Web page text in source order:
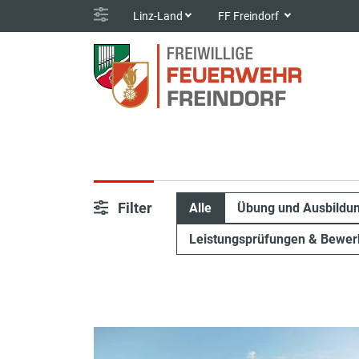
Linz-Land FF Freindorf
Filter Alle Übung und
Leistungsprüfungen &